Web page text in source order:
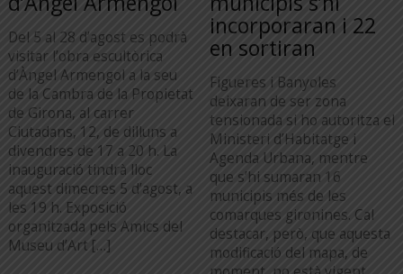
Del 5 al 28 d’agost es podrà
visitar l’obra escultòrica
d’Àngel Armengol a la seu
de la Cambra de la Propietat
de Girona, al carrer
Ciutadans, 12, de dilluns a
divendres de 17 a 20 h. La
inauguració tindrà lloc
aquest dimecres 5 d’agost, a
les 19 h. Exposició
organitzada pels Amics del
Museu d’Art […]
incorporaran i 22
en sortiran
Figueres i Banyoles
deixaran de ser zona
tensionada si ho autoritza el
Ministeri d’Habitatge i
Agenda Urbana, mentre
que s’hi sumaran 16
municipis més de les
comarques gironines. Cal
destacar, però, que aquesta
modificació del mapa, de